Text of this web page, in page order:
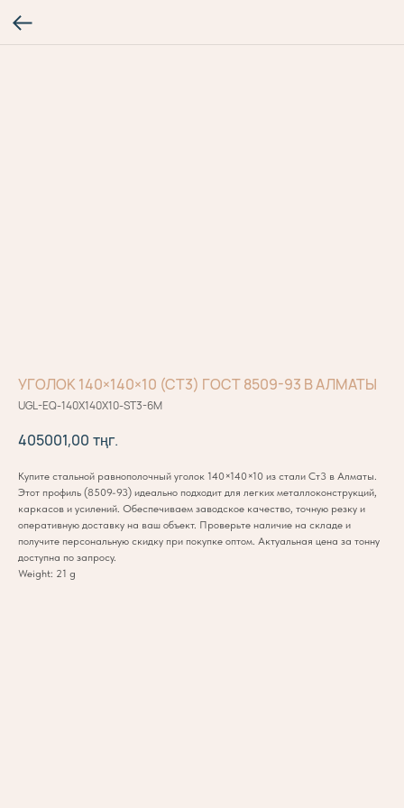
УГОЛОК 140×140×10 (СТ3) ГОСТ 8509-93 В АЛМАТЫ
UGL-EQ-140X140X10-ST3-6M
405001,00 тңг.
Купите стальной равнополочный уголок 140×140×10 из стали Ст3 в Алматы.
Этот профиль (8509-93) идеально подходит для легких металлоконструкций,
каркасов и усилений. Обеспечиваем заводское качество, точную резку и
оперативную доставку на ваш объект. Проверьте наличие на складе и
получите персональную скидку при покупке оптом. Актуальная цена за тонну
доступна по запросу.
Weight: 21 g